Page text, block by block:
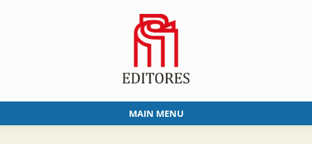
MAIN MENU